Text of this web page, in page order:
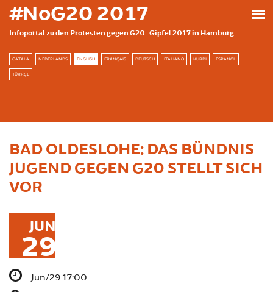
Skip to main content
#NoG20 2017
Infoportal zu den Protesten gegen G20-Gipfel 2017 in Hamburg
CATALÀ NEDERLANDS ENGLISH FRANÇAIS DEUTSCH ITALIANO KURDÎ ESPAÑOL
TÜRKÇE
BAD OLDESLOHE: DAS BÜNDNIS
JUGEND GEGEN G20 STELLT SICH
VOR
JUN
29
Jun/29 17:00